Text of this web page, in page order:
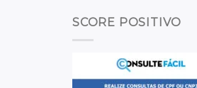
SCORE POSITIVO